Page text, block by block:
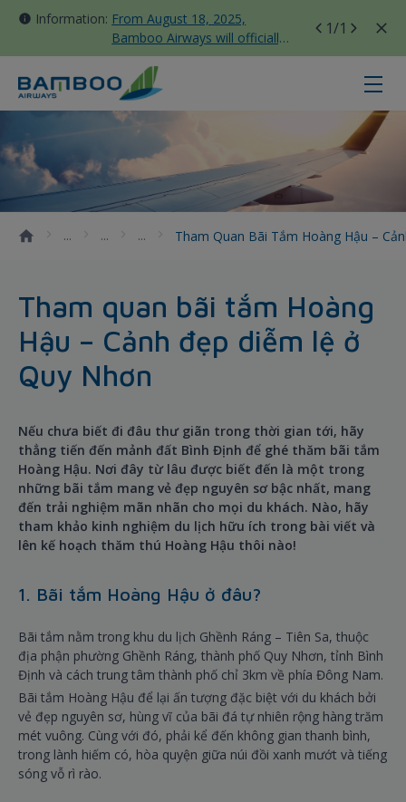
Information: From August 18, 2025,
Bamboo Airways will officially
move all domestic flights to
Tan Son Nhat Terminal T3
1/1
Tham quan bãi tắm Hoàng Hậu
Tham Quan Bãi Tắm Hoàng Hậu –
Tham quan bãi tắm Hoàng
Hậu – Cảnh đẹp diễm lệ ở
Quy Nhơn
Nếu chưa biết đi đâu thư giãn trong thời gian tới, hãy
thẳng tiến đến mảnh đất Bình Định để ghé thăm bãi tắm
Hoàng Hậu. Nơi đây từ lâu được biết đến là một trong
những bãi tắm mang vẻ đẹp nguyên sơ bậc nhất, mang
đến trải nghiệm mãn nhãn cho mọi du khách. Nào, hãy
tham khảo kinh nghiệm du lịch hữu ích trong bài viết và
lên kế hoạch thăm thú Hoàng Hậu thôi nào!
1. Bãi tắm Hoàng Hậu ở đâu?
Bãi tắm nằm trong khu du lịch Ghềnh Ráng – Tiên Sa, thuộc
địa phận phường Ghềnh Ráng, thành phố Quy Nhơn, tỉnh Bình
Định và cách trung tâm thành phố chỉ 3km về phía Đông Nam.
Bãi tắm Hoàng Hậu để lại ấn tượng đặc biệt với du khách bởi
vẻ đẹp nguyên sơ, hùng vĩ của bãi đá tự nhiên rộng hàng trăm
mét vuông. Cùng với đó, phải kể đến không gian thanh bình,
trong lành hiếm có, hòa quyện giữa núi đồi xanh mướt và tiếng
sóng vỗ rì rào.